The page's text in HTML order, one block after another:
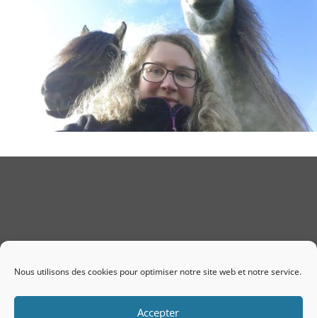
Nous utilisons des cookies pour optimiser notre site web et notre service.
Accepter